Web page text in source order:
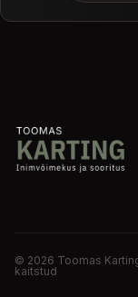
© 2026 Toomas
kaitstud